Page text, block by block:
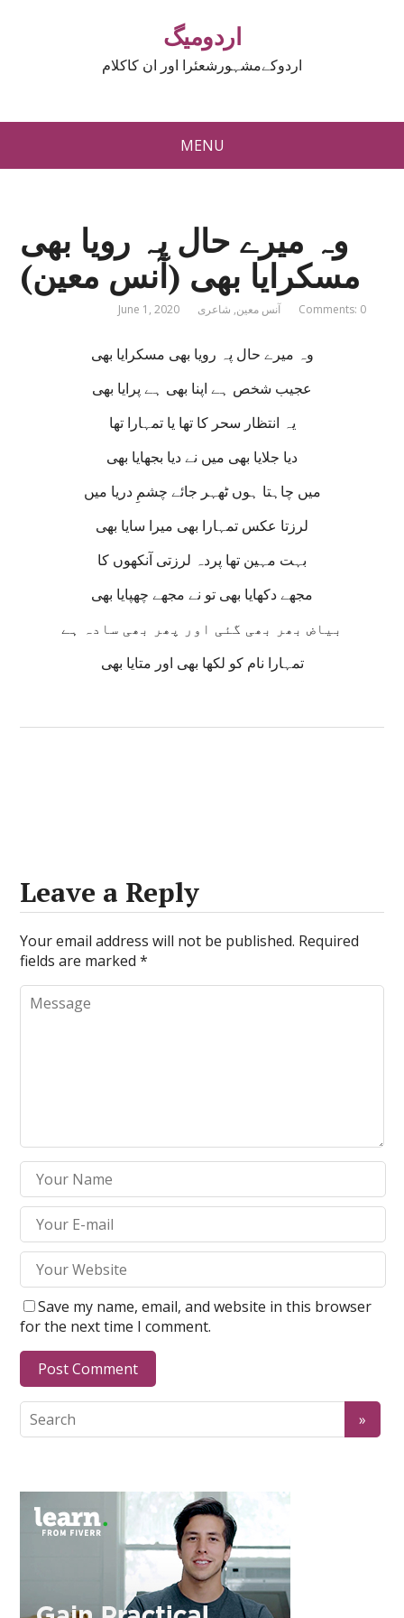
اردومیگ
اردوکےمشہورشعئرا اور ان کاکلام
MENU
وہ میرے حال پہ رویا بھی
مسکرایا بھی (آنس معین)
June 1, 2020 آنس معین, شاعری Comments: 0
وہ میرے حال پہ رویا بھی مسکرایا بھی
عجیب شخص ہے اپنا بھی ہے پرایا بھی
یہ انتظار سحر کا تھا یا تمہارا تھا
دیا جلایا بھی میں نے دیا بجھایا بھی
میں چاہتا ہوں ٹھہر جائے چشمِ دریا میں
لرزتا عکس تمہارا بھی میرا سایا بھی
بہت مہین تھا پردہ لرزتی آنکھوں کا
مجھے دکھایا بھی تو نے مجھے چھپایا بھی
بیاض بھر بھی گئی اور پھر بھی سادہ ہے
تمہارا نام کو لکھا بھی اور متایا بھی
Leave a Reply
Your email address will not be published. Required
fields are marked*
Save my name, email, and website in this browser
for the next time I comment.